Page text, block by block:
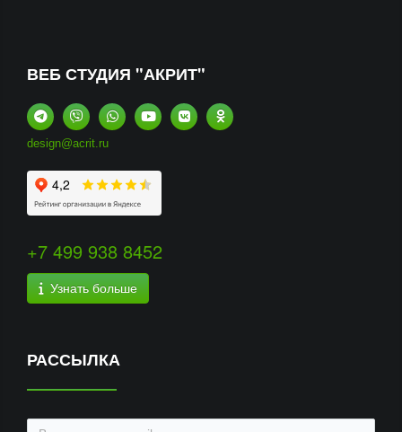
ВЕБ СТУДИЯ "АКРИТ"
design@acrit.ru
+7 499 938 8452
Узнать больше
РАССЫЛКА